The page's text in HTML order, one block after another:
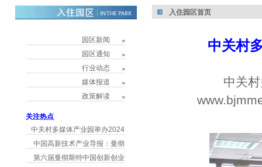
园区新闻
园区通知
行业动态
媒体报道
政策解读
关注热点
中关村多媒体产业园举办2024
中国高新技术产业导报：曼彻
第六届曼彻斯特中国创新创业
入住园区首页
中关村
中关